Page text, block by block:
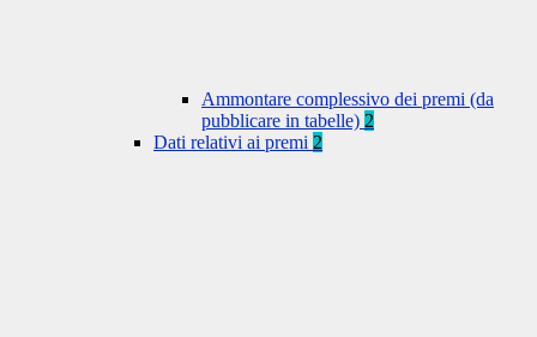
Ammontare complessivo dei premi (da
pubblicare in tabelle) 2
Dati relativi ai premi 2